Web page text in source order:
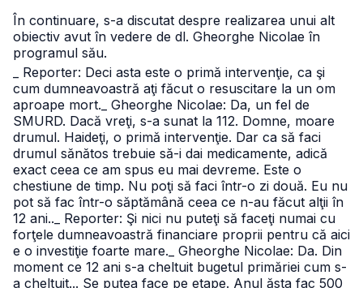
În continuare, s-a discutat despre realizarea unui alt
obiectiv avut în vedere de dl. Gheorghe Nicolae în
programul său.
_ Reporter: Deci asta este o primă intervenţie, ca şi
cum dumneavoastră aţi făcut o resuscitare la un om
aproape mort. _ Gheorghe Nicolae: Da, un fel de
SMURD. Dacă vreţi, s-a sunat la 112. Domne, moare
drumul. Haideţi, o primă intervenţie. Dar ca să faci
drumul sănătos trebuie să-i dai medicamente, adică
exact ceea ce am spus eu mai devreme. Este o
chestiune de timp. Nu poţi să faci într-o zi două. Eu nu
pot să fac într-o săptămână ceea ce n-au făcut alţii în
12 ani.. _ Reporter: Şi nici nu puteţi să faceţi numai cu
forţele dumneavoastră financiare proprii pentru că aici
e o investiţie foarte mare. _ Gheorghe Nicolae: Da. Din
moment ce 12 ani s-a cheltuit bugetul primăriei cum s-
a cheltuit... Se putea face pe etape. Anul ăsta fac 500